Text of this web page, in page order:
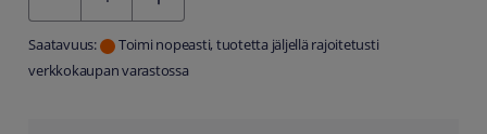
Saatavuus:
Toimi nopeasti, tuotetta jäljellä rajoitetusti
verkkokaupan varastossa